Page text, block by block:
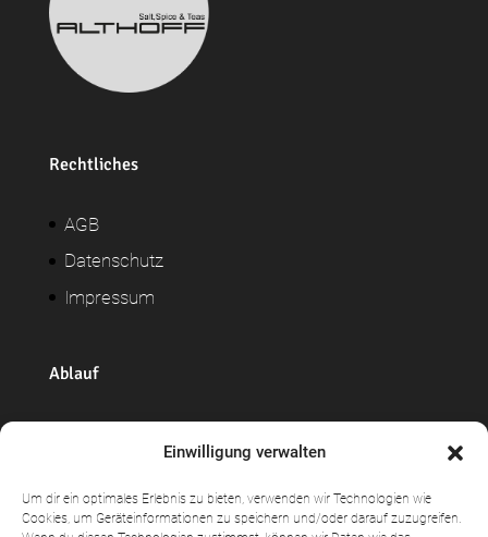
Einwilligung verwalten
Um dir ein optimales Erlebnis zu bieten, verwenden wir Technologien wie
Cookies, um Geräteinformationen zu speichern und/oder darauf zuzugreifen.
Rechtliches
AGB
Datenschutz
Impressum
Ablauf
Zahlungsweisen